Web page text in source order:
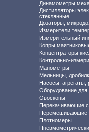
Динамометры
Дистилляторы
стеклянные
Дозаторы,
Измерители
Измерительный
Копры
Концентраторы
Контрольно-
Манометры
Мельницы,
Насосы, агрегаты,
Оборудование
Овоскопы
Перекачивающие
Перемешивающие
Плотномеры